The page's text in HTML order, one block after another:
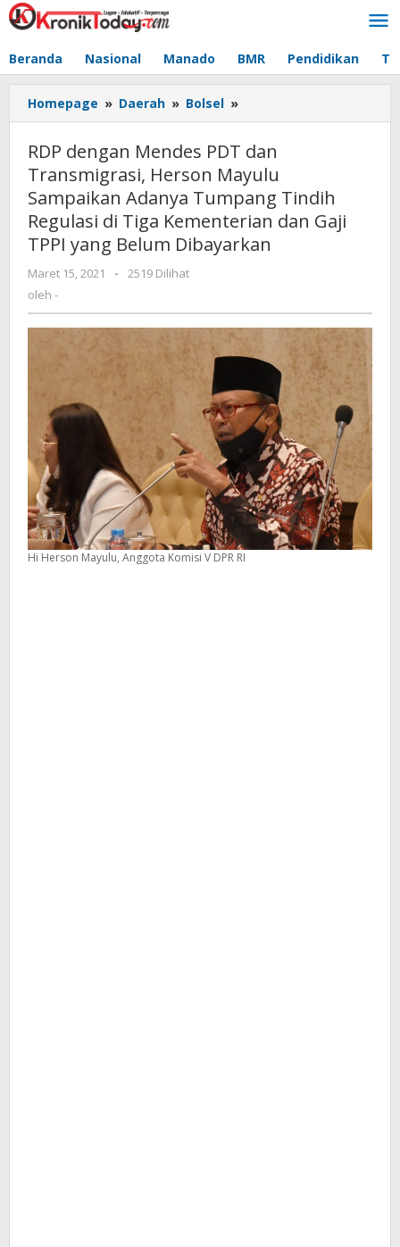
Lewati
ke
Beranda Nasional Manado BMR Pendidikan
Homepage » Daerah » Bolsel »
dengan
Mendes
PDT
dan
Transmigrasi,
Herson
Mayulu
Sampaikan
Tindih
Regulasi
di
Tiga
Kementerian
dan
Gaji
TPPI
yang
Belum
Dibayarkan
RDP dengan Mendes PDT dan
Transmigrasi, Herson Mayulu
Sampaikan Adanya Tumpang Tindih
Regulasi di Tiga Kementerian dan Gaji
TPPI yang Belum Dibayarkan
Maret 15, 2021
oleh
-
2519 Dilihat
oleh -
Hi Herson Mayulu, Anggota Komisi V DPR RI